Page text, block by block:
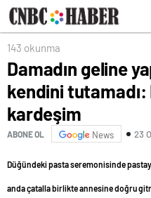
143 okunma
Damadın geline
kendini tutamadı:
kardeşim
ABONE OL News 23
Düğündeki pasta seremonisinde
anda çatalla birlikte annesine doğru